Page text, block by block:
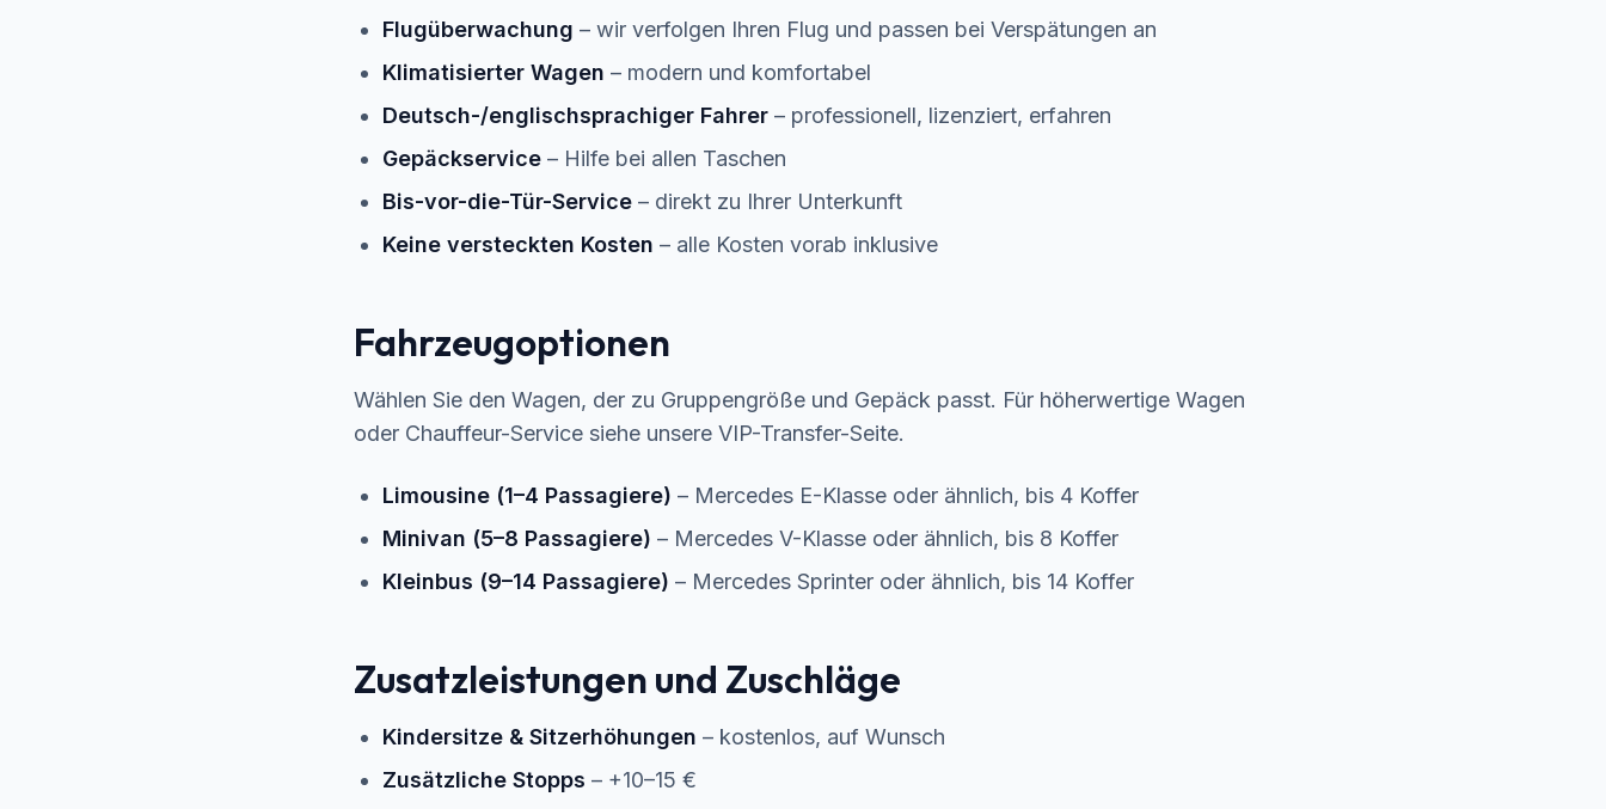
Flugüberwachung – wir verfolgen Ihren Flug und passen bei Verspätungen an
Klimatisierter Wagen – modern und komfortabel
Deutsch-/englischsprachiger Fahrer – professionell, lizenziert, erfahren
Gepäckservice – Hilfe bei allen Taschen
Bis-vor-die-Tür-Service – direkt zu Ihrer Unterkunft
Keine versteckten Kosten – alle Kosten vorab inklusive
Fahrzeugoptionen
Wählen Sie den Wagen, der zu Gruppengröße und Gepäck passt. Für höherwertige Wagen
oder Chauffeur-Service siehe unsere VIP-Transfer-Seite.
Limousine (1–4 Passagiere) – Mercedes E-Klasse oder ähnlich, bis 4 Koffer
Minivan (5–8 Passagiere) – Mercedes V-Klasse oder ähnlich, bis 8 Koffer
Kleinbus (9–14 Passagiere) – Mercedes Sprinter oder ähnlich, bis 14 Koffer
Zusatzleistungen und Zuschläge
Kindersitze & Sitzerhöhungen – kostenlos, auf Wunsch
Zusätzliche Stopps – +10–15 €